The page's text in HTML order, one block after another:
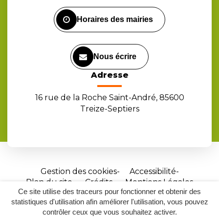
Ce site utilise des traceurs pour fonctionner et obtenir des
statistiques d'utilisation afin améliorer l'utilisation, vous pouvez
contrôler ceux que vous souhaitez activer.
Horaires des mairies
Nous écrire
Adresse
16 rue de la Roche Saint-André, 85600
Treize-Septiers
Gestion des cookies
Accessibilité
Plan du site
Crédits
Mentions Légales
Site
réalisé